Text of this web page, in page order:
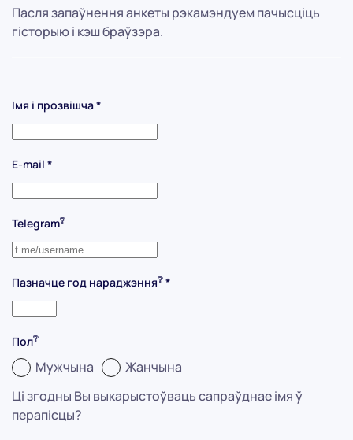
Пасля запаўнення анкеты рэкамэндуем пачысціць
гісторыю і кэш браўзэра.
Імя і прозвішча*
E-mail *
Telegram❔
Пазначце год нараджэння❔ *
Пол❔
Мужчына
Жанчына
Ці згодны Вы выкарыстоўваць сапраўднае імя ў
перапісцы?